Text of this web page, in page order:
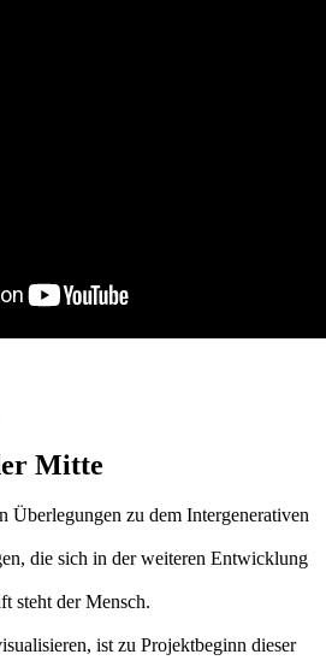
Mitte
Überlegungen zu dem Intergenerativen
die sich in der weiteren Entwicklung
steht der Mensch.
ist zu Projektbeginn dieser